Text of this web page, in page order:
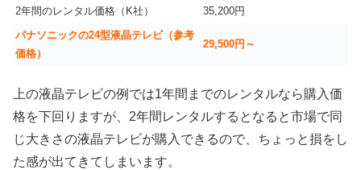
2年間のレンタル価格（K社）
35,200円
パナソニックの24型液晶テレビ（参考
価格）
29,500円～
上の液晶テレビの例では1年間までのレンタルなら購入価
格を下回りますが、2年間レンタルするとなると市場で同
じ大きさの液晶テレビが購入できるので、ちょっと損をし
た感が出てきてしまいます。